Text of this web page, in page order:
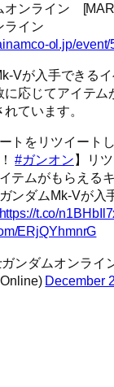
オンライン
ライン
ol.jp/
Vが入手できる
応じてアイテム
ています。
ートをリツイート
#ガンオン 】リ
テムがもらえる
ンダムMk-Vが入
https://t.co/
ERjQYhmnrG
ンダムオンライ
December